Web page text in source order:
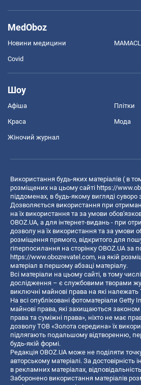
MedOboz
Новини медицини
Covid
Шоу
Афіша Плітки
Краса Мода
Жіночий журнал
Використання будь-яких матеріалів ( в
розміщених на цьому сайті https://
піддоменах, в будь-якому вигляді суворо
Дозволяється використання при
на їх використання та за умови
OBOZ.UA, а для інтернет-видань - при
дозволу на їх використання та за умови
розміщення прямого, відкритого для
гіперпосилання на сторінку OBOZ.UA за
https://www.obozrevatel.com, на якій
матеріал в першому абзаці матеріалу.
Всі матеріали на цьому сайті, в тому числі
дослідження – є службовими творами
виключні майнові права на які
На всі опубліковані фотоматеріали Getty
майнові права, які захищаються законом
права та суміжні права», ніхто не має
дозволу ТОВ «Золота середина» їх
підлягають подальшому відтворенню,
будь-якій формі.
Редакція OBOZ.UA може не поділяти
авторському матеріалі. За достовірність
в рекламних матеріалах,
Заборонено використання матеріалів